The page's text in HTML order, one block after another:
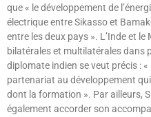
que « le développement de
électrique entre Sikasso et
entre les deux pays ». L’Inde et
bilatérales et multilatérales dans
diplomate indien se veut précis :
partenariat au développement
dont la formation ». Par ailleurs,
également accorder son